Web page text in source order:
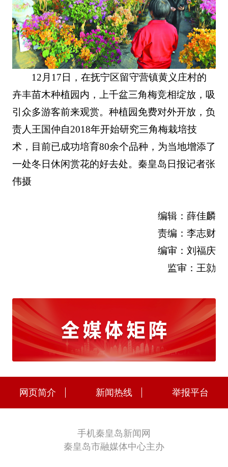
12月17日，在抚宁区留守营镇黄义庄村的
卉丰苗木种植园内，上千盆三角梅竞相绽放，吸
引众多游客前来观赏。种植园免费对外开放，负
责人王国仲自2018年开始研究三角梅栽培技
术，目前已成功培育80余个品种，为当地增添了
一处冬日休闲赏花的好去处。秦皇岛日报记者张
伟摄
编辑：薛佳麟
责编：李志财
编审：刘福庆
监审：王勍
网页简介 新闻热线 举报平台
手机秦皇岛新闻网
秦皇岛市融媒体中心主办